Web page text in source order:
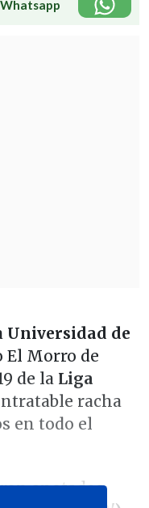
Whatsapp
Universidad de
El Morro de
de la Liga
racha
en todo el
anotados